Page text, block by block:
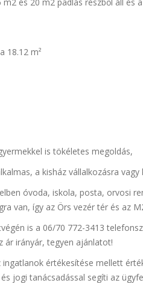
18.12 m²
is tökéletes megoldás,
a kisház vállalkozásra vagy
óvoda, iskola, posta, orvosi
van, így az Örs vezér tér és az
is a 06/70 772-3413
ár irányár, tegyen ajánlatot!
értékesítése mellett
jogi tanácsadással segíti az